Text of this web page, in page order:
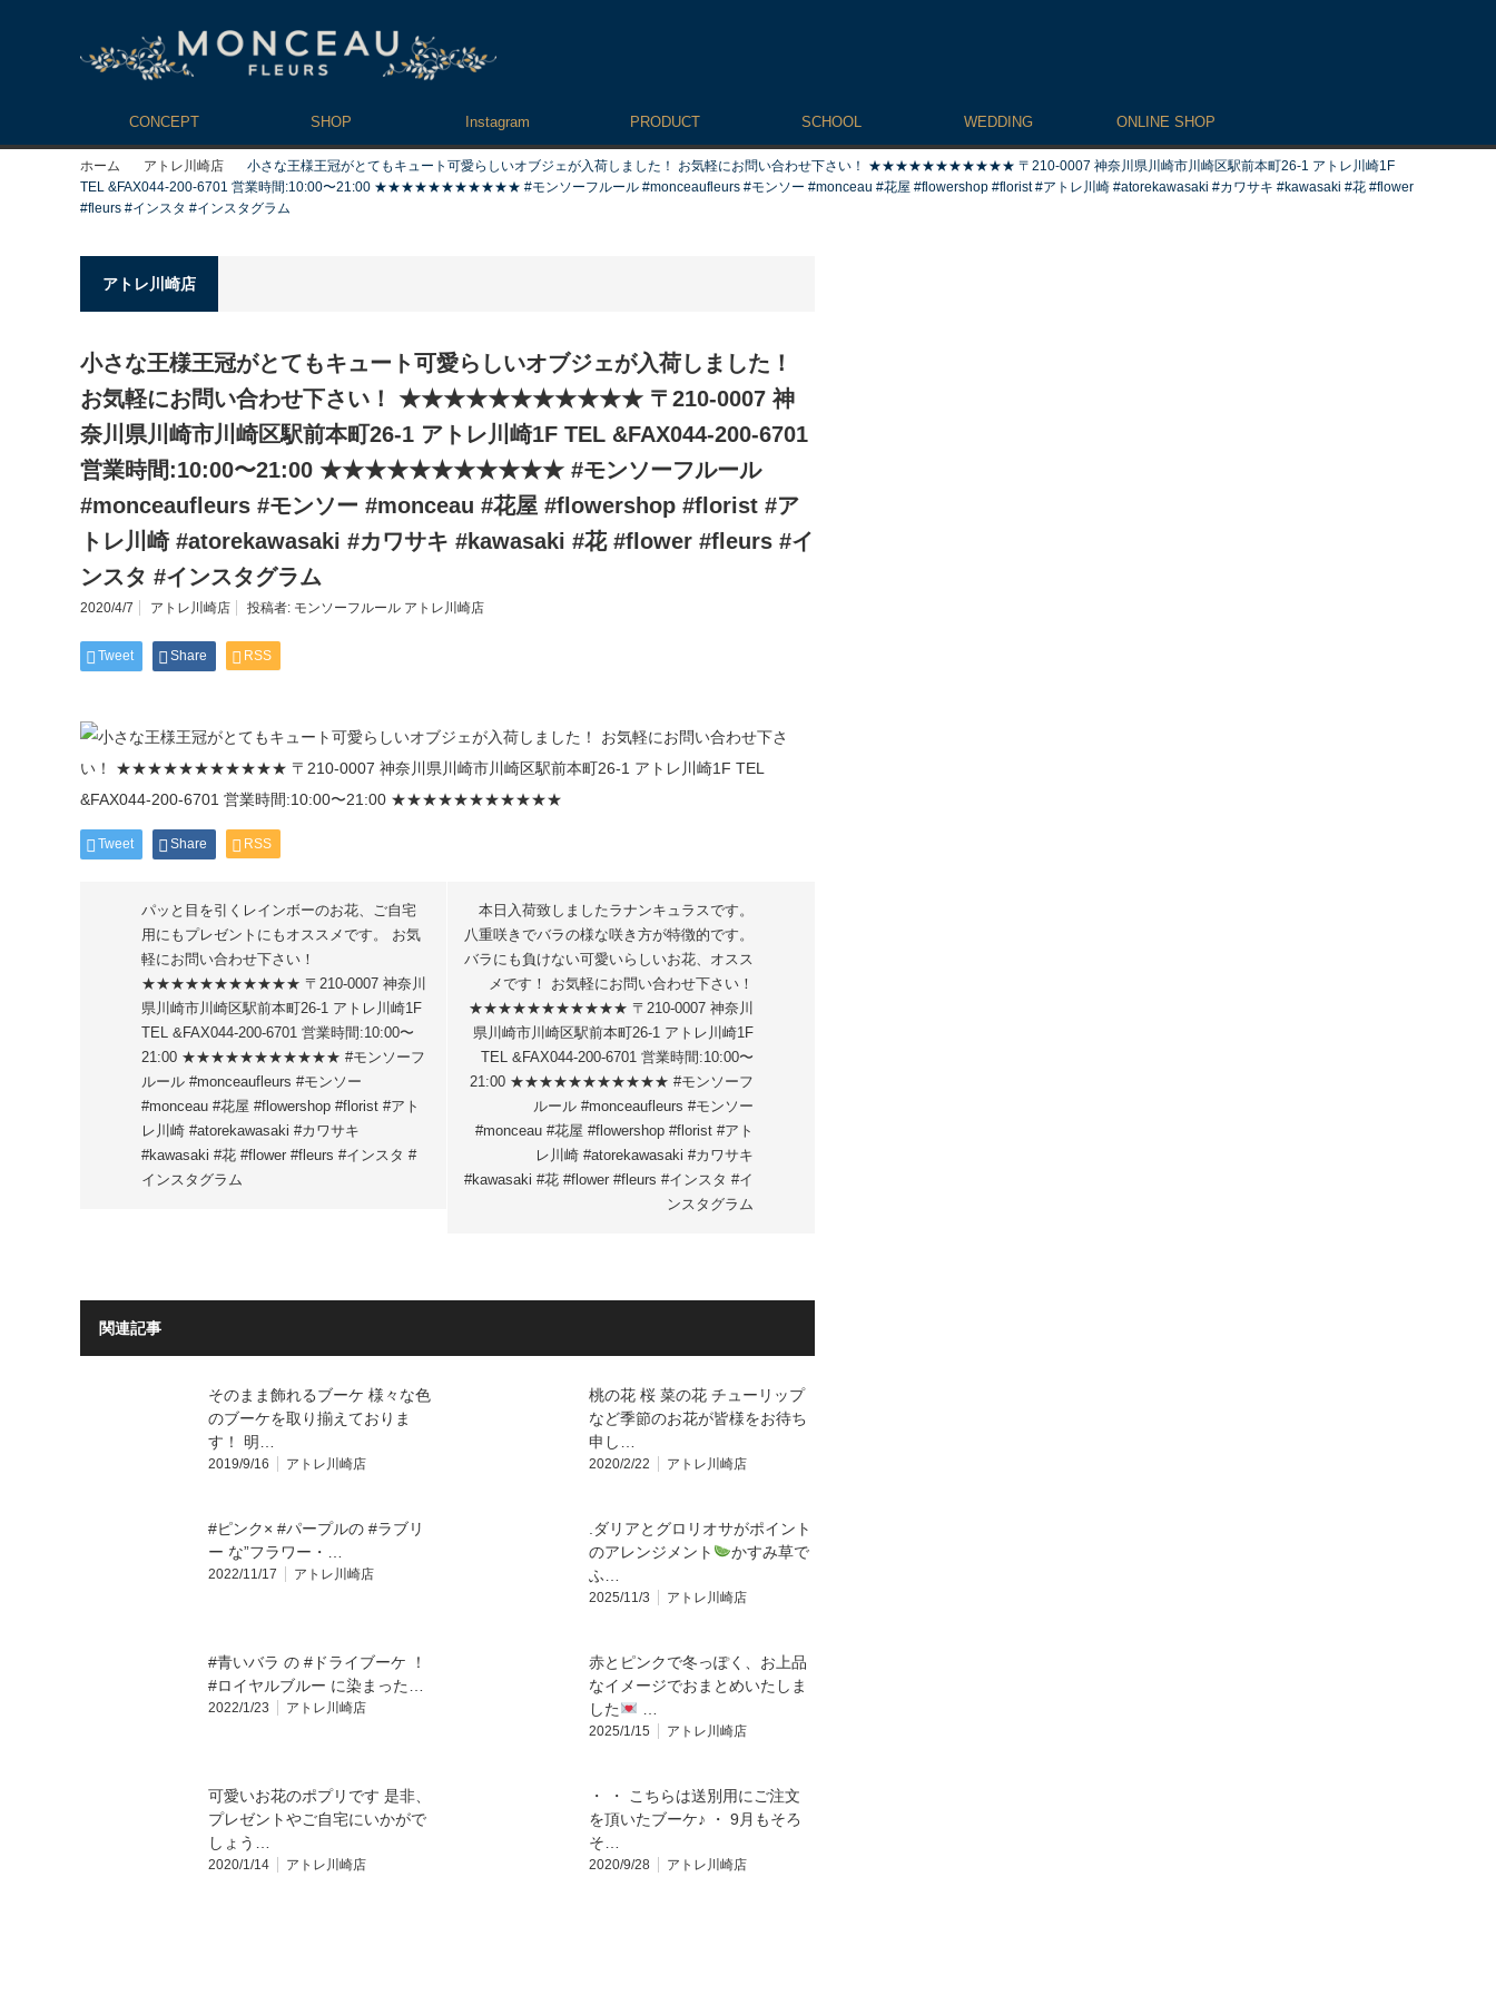
CONCEPT SHOP Instagram PRODUCT SCHOOL WEDDING ONLINE SHOP
ホーム アトレ川崎店
小さな王様王冠がとてもキュート可愛らしいオブジェが入荷しました！ お気軽にお問い合わせ下さい！ ★★★★★★★★★★★ 〒210-0007 神奈川県川崎市川崎区駅前本町26-1 アトレ川崎1F
TEL &FAX044-200-6701 営業時間:10:00〜21:00 ★★★★★★★★★★★ #モンソーフルール #monceaufleurs #モンソー #monceau #花屋 #flowershop #florist #アトレ川崎 #atorekawasaki #カワサキ #kawasaki #花 #flower
#fleurs #インスタ #インスタグラム
アトレ川崎店
小さな王様王冠がとてもキュート可愛らしいオブジェが入荷しました！
お気軽にお問い合わせ下さい！ ★★★★★★★★★★★ 〒210-0007 神
奈川県川崎市川崎区駅前本町26-1 アトレ川崎1F TEL &FAX044-200-6701
営業時間:10:00〜21:00 ★★★★★★★★★★★ #モンソーフルール
#monceaufleurs #モンソー #monceau #花屋 #flowershop #florist #ア
トレ川崎 #atorekawasaki #カワサキ #kawasaki #花 #flower #fleurs #イ
ンスタ #インスタグラム
2020/4/7 アトレ川崎店 投稿者: モンソーフルール アトレ川崎店
Tweet Share RSS
Tweet Share RSS
パッと目を引くレインボーのお花、ご自宅
用にもプレゼントにもオススメです。 お気
軽にお問い合わせ下さい！
★★★★★★★★★★★ 〒210-0007 神奈川
県川崎市川崎区駅前本町26-1 アトレ川崎1F
TEL &FAX044-200-6701 営業時間:10:00〜
21:00 ★★★★★★★★★★★ #モンソーフ
ルール #monceaufleurs #モンソー
#monceau #花屋 #flowershop #florist #アト
レ川崎 #atorekawasaki #カワサキ
#kawasaki #花 #flower #fleurs #インスタ #
インスタグラム
本日入荷致しましたラナンキュラスです。
八重咲きでバラの様な咲き方が特徴的です。
バラにも負けない可愛いらしいお花、オスス
メです！ お気軽にお問い合わせ下さい！
★★★★★★★★★★★ 〒210-0007 神奈川
県川崎市川崎区駅前本町26-1 アトレ川崎1F
TEL &FAX044-200-6701 営業時間:10:00〜
21:00 ★★★★★★★★★★★ #モンソーフ
ルール #monceaufleurs #モンソー
#monceau #花屋 #flowershop #florist #アト
レ川崎 #atorekawasaki #カワサキ
#kawasaki #花 #flower #fleurs #インスタ #イ
ンスタグラム
関連記事
そのまま飾れるブーケ 様々な色
のブーケを取り揃えておりま
す！ 明…
2019/9/16 アトレ川崎店
桃の花 桜 菜の花 チューリップ
など季節のお花が皆様をお待ち
申し…
2020/2/22 アトレ川崎店
#ピンク× #パープルの #ラブリ
ー な”フラワー・…
2022/11/17 アトレ川崎店
.ダリアとグロリオサがポイント
のアレンジメント
かすみ草で
ふ…
2025/11/3 アトレ川崎店
#青いバラ の #ドライブーケ ！
#ロイヤルブルー に染まった…
2022/1/23 アトレ川崎店
赤とピンクで冬っぽく、お上品
なイメージでおまとめいたしま
した
2025/1/15 アトレ川崎店
可愛いお花のポプリです 是非、
プレゼントやご自宅にいかがで
しょう…
2020/1/14 アトレ川崎店
・ ・ こちらは送別用にご注文
を頂いたブーケ♪ ・ 9月もそろ
そ…
2020/9/28 アトレ川崎店